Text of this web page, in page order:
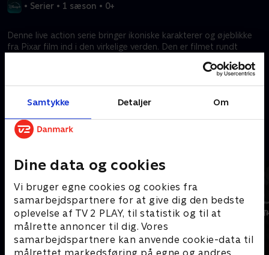
Samtykke Detaljer Om
Dine data og cookies
Vi bruger egne cookies og cookies fra
samarbejdspartnere for at give dig den bedste
oplevelse af TV 2 PLAY, til statistik og til at
målrette annoncer til dig. Vores
samarbejdspartnere kan anvende cookie-data til
• Serier • 1 sæson • 0+
Denne live action serie bringer ikoniske karakterer og øjeblikke
fra Pixar film ind i den virkelige verden. Den er filmet rundt
mennesker på rigtige steder, når de mindst venter det.
Kræver tilkøb